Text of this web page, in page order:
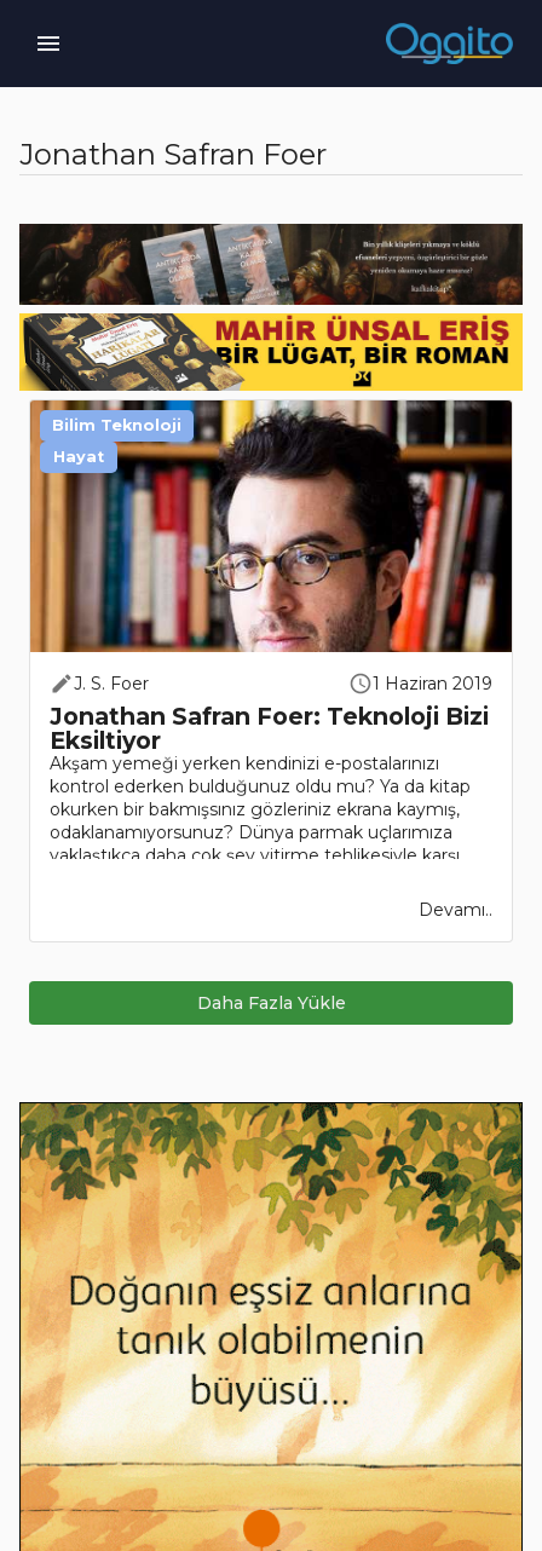
Jonathan Safran Foer
J. S. Foer 1 Haziran 2019
Jonathan Safran Foer: Teknoloji Bizi
Eksiltiyor
Akşam yemeği yerken kendinizi e-postalarınızı
kontrol ederken bulduğunuz oldu mu? Ya da kitap
okurken bir bakmışsınız gözleriniz ekrana kaymış,
odaklanamıyorsunuz? Dünya parmak uçlarımıza
yaklaştıkça daha çok şey yitirme tehlikesiyle karşı
Devamı..
Bilim Teknoloji
Hayat
Daha Fazla Yükle